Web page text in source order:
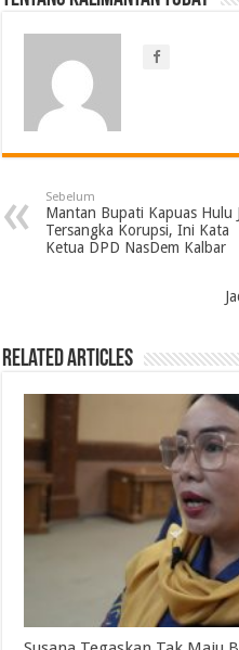
Sebelum
Mantan Bupati Kapuas Hulu
Tersangka Korupsi, Ini Kata
Ketua DPD NasDem Kalbar
Related Articles